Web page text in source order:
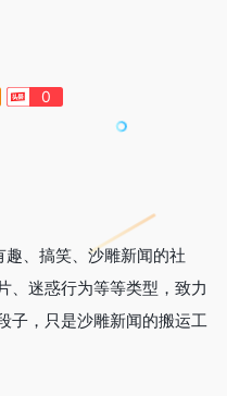
0
、搞笑、沙雕新闻的社
、迷惑行为等等类型，致力
子，只是沙雕新闻的搬运工